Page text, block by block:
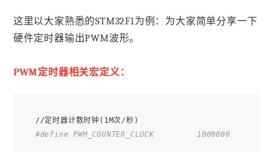
这里以大家熟悉的STM32F1为例：为大家简单分享一下
硬件定时器输出PWM波形。
PWM定时器相关宏定义：
#define PWM_COUNTER_CLOCK         1000000